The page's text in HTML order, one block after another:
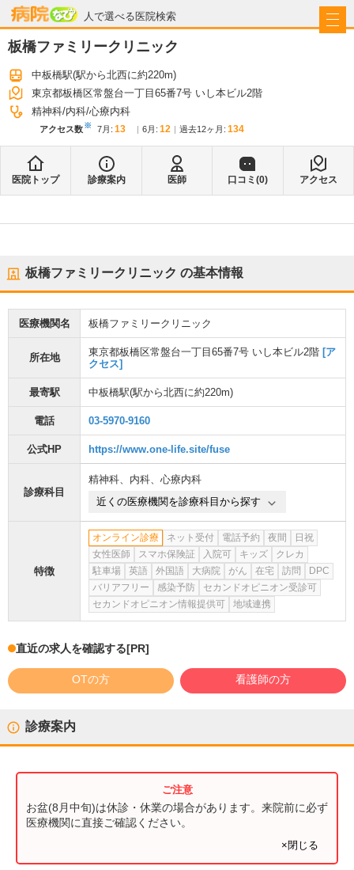
人で選べる医院検索
病院なび
板橋ファミリークリニック
中板橋駅(駅から北西に約220m)
東京都板橋区常盤台一丁目65番7号 いし本ビル2階
精神科 内科 心療内科
アクセス数※ 7月 : 13 6月 : 12 過去12ヶ月: 134
医院トップ 診療案内 医師 口コミ(0) アクセス
板橋ファミリークリニック の基本情報
医療機関名 板橋ファミリークリニック
所在地 東京都板橋区常盤台一丁目65番7号 いし本ビル2階 [ア
クセス]
最寄駅 中板橋駅(駅から北西に約220m)
電話 03-5970-9160
公式HP https://www.one-life.site/fuse
診療科目
精神科、 内科、 心療内科
近くの医療機関を診療科目から探す
特徴
オンライン診療 ネット受付 電話予約 夜間
日祝
女性医師
スマホ保険証 入院可 キッズ
クレカ
駐車場
英語 外国語 大病院 がん 在宅 訪問
DPC
バリアフリー
感染予防
セカンドオピニオン受診可
セカンドオピニオン情報提供可
地域連携
直近の求人を確認する[PR]
OTの方 看護師の方
診療案内
お盆(8月中旬)は休診・休業の場合があります。来院前に必ず
医療機関に直接ご確認ください。
×閉じる